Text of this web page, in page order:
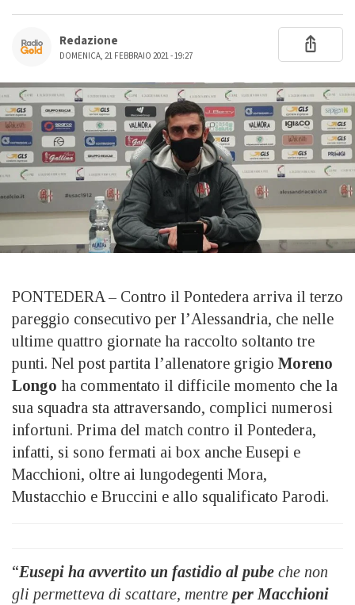
Redazione
DOMENICA, 21 FEBBRAIO 2021 - 19:27
PONTEDERA – Contro il Pontedera arriva il terzo
pareggio consecutivo per l’Alessandria, che nelle
ultime quattro giornate ha raccolto soltanto tre
punti. Nel post partita l’allenatore grigio Moreno
Longo ha commentato il difficile momento che la
sua squadra sta attraversando, complici numerosi
infortuni. Prima del match contro il Pontedera,
infatti, si sono fermati ai box anche Eusepi e
Macchioni, oltre ai lungodegenti Mora,
Mustacchio e Bruccini e allo squalificato Parodi.
“Eusepi ha avvertito un fastidio al pube che non
gli permetteva di scattare, mentre per Macchioni